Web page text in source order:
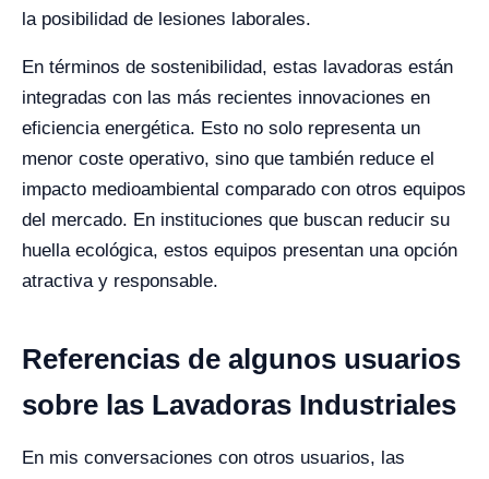
la posibilidad de lesiones laborales.
En términos de sostenibilidad, estas lavadoras están
integradas con las más recientes innovaciones en
eficiencia energética. Esto no solo representa un
menor coste operativo, sino que también reduce el
impacto medioambiental comparado con otros equipos
del mercado. En instituciones que buscan reducir su
huella ecológica, estos equipos presentan una opción
atractiva y responsable.
Referencias de algunos usuarios
sobre las Lavadoras Industriales
En mis conversaciones con otros usuarios, las